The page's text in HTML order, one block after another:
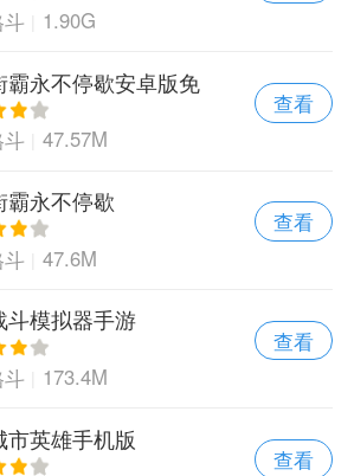
1.90G
霸永不停歇安卓版免
47.57M
查看
霸永不停歇
47.6M
查看
斗模拟器手游
173.4M
查看
市英雄手机版
查看